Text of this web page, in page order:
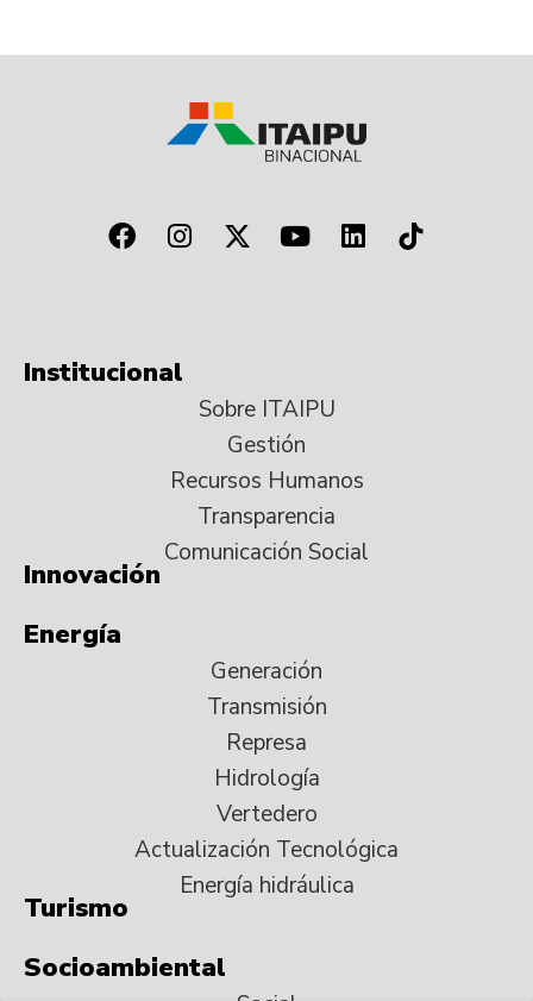
Institucional
Sobre ITAIPU
Gestión
Recursos Humanos
Transparencia
Comunicación Social
Innovación
Energía
Generación
Transmisión
Represa
Hidrología
Vertedero
Actualización Tecnológica
Energía hidráulica
Turismo
Socioambiental